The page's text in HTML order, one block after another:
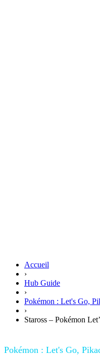
Accueil
›
Hub Guide
›
Pokémon : Let's Go,
›
Staross – Pokémon
Pokémon : Let's Go,